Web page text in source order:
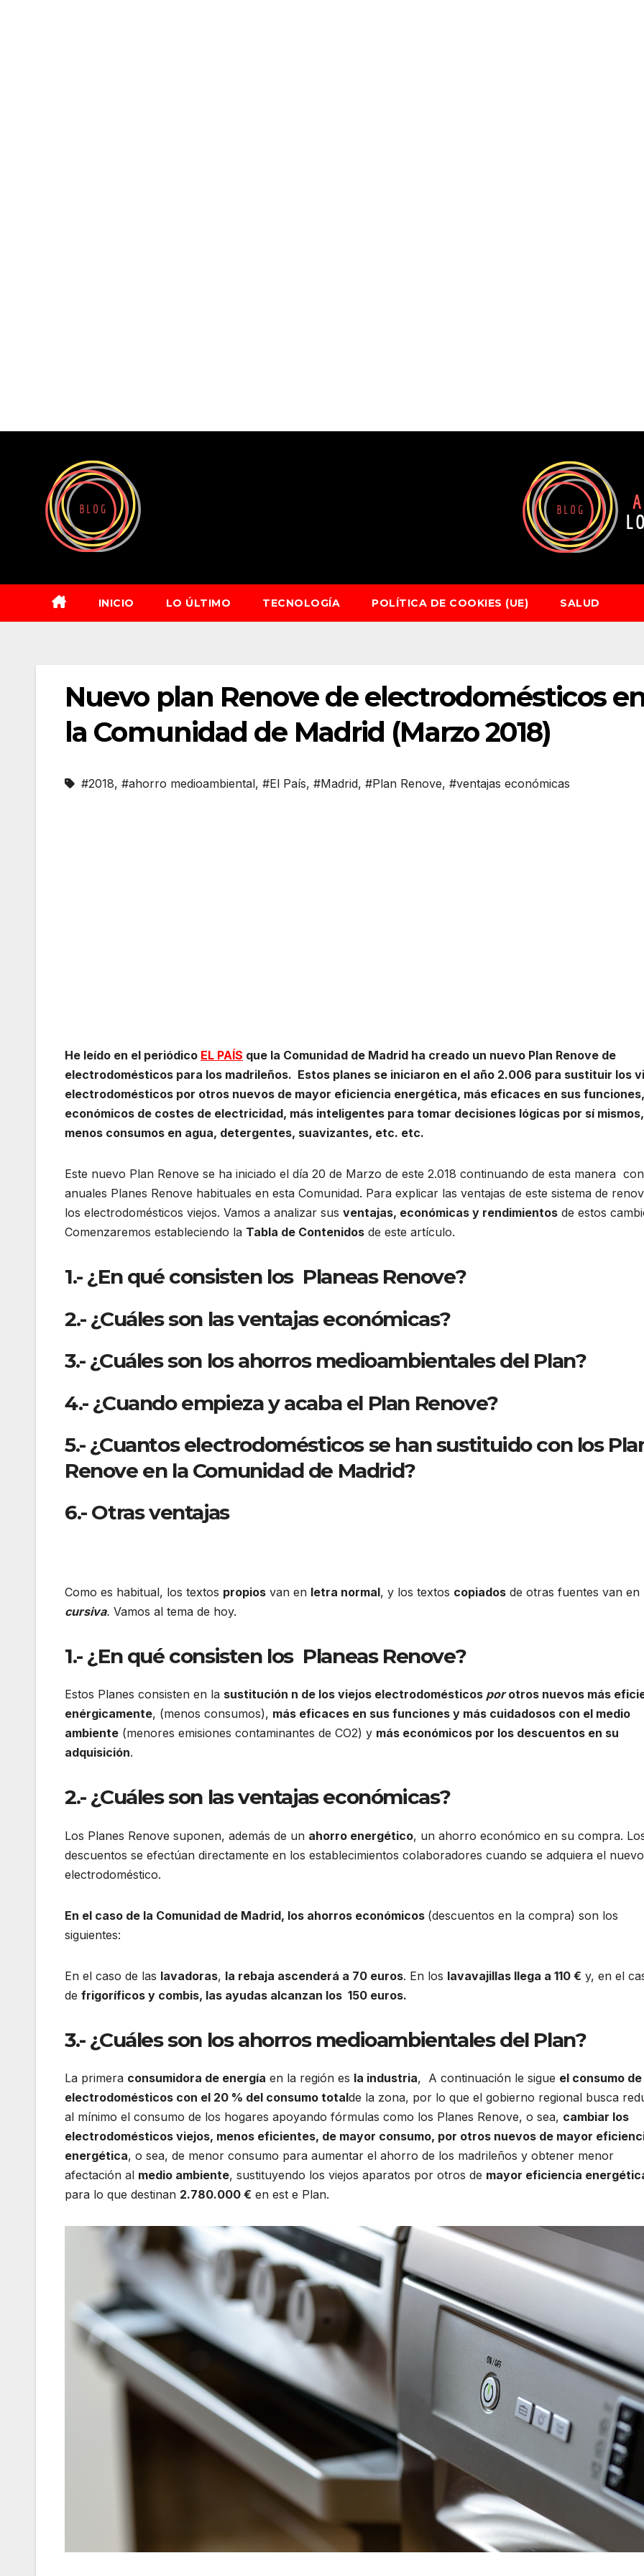
contenido
INICIO LO ÚLTIMO TECNOLOGÍA POLÍTICA DE COOKIES (UE) SALUD
Nuevo plan Renove de electrodomésticos
la Comunidad de Madrid (Marzo 2018)
#2018, #ahorro medioambiental, #El País, #Madrid, #Plan Renove, #ventajas económicas
He leído en el periódico EL PAÍS que la Comunidad de Madrid ha creado un nuevo Plan Renove de
electrodomésticos para los madrileños. Estos planes se iniciaron en el año 2.006 para sustituir los
electrodomésticos por otros nuevos de mayor eficiencia energética, más eficaces en sus
económicos de costes de electricidad, más inteligentes para tomar decisiones lógicas por sí
menos consumos en agua, detergentes, suavizantes, etc. etc.
Este nuevo Plan Renove se ha iniciado el día 20 de Marzo de este 2.018 continuando de esta manera
anuales Planes Renove habituales en esta Comunidad. Para explicar las ventajas de este sistema de
los electrodomésticos viejos. Vamos a analizar sus ventajas, económicas y rendimientos de estos
Comenzaremos estableciendo la Tabla de Contenidos de este artículo.
1.- ¿En qué consisten los Planeas Renove?
2.- ¿Cuáles son las ventajas económicas?
3.- ¿Cuáles son los ahorros medioambientales del Plan?
4.- ¿Cuando empieza y acaba el Plan Renove?
5.- ¿Cuantos electrodomésticos se han sustituido con los
Renove en la Comunidad de Madrid?
6.- Otras ventajas
Como es habitual, los textos propios van en letra normal, y los textos copiados de otras fuentes van en
cursiva. Vamos al tema de hoy.
1.- ¿En qué consisten los Planeas Renove?
Estos Planes consisten en la sustitución n de los viejos electrodomésticos porotros nuevos más
enérgicamente, (menos consumos), más eficaces en sus funciones y más cuidadosos con el medio
ambiente (menores emisiones contaminantes de CO2) y más económicos por los descuentos en su
adquisición.
2.- ¿Cuáles son las ventajas económicas?
Los Planes Renove suponen, además de un ahorro energético, un ahorro económico en su compra.
descuentos se efectúan directamente en los establecimientos colaboradores cuando se adquiera el nuevo
electrodoméstico.
En el caso de la Comunidad de Madrid, los ahorros económicos (descuentos en la compra) son los
siguientes:
En el caso de las lavadoras, la rebaja ascenderá a 70 euros. En los lavavajillas llega a 110 € y, en el
de frigoríficos y combis, las ayudas alcanzan los 150 euros.
3.- ¿Cuáles son los ahorros medioambientales del Plan?
La primera consumidora de energía en la región es la industria, A continuación le sigue el consumo
electrodomésticos con el 20 % del consumo totalde la zona, por lo que el gobierno regional busca
al mínimo el consumo de los hogares apoyando fórmulas como los Planes Renove, o sea, cambiar los
electrodomésticos viejos, menos eficientes, de mayor consumo, por otros nuevos de mayor
energética, o sea, de menor consumo para aumentar el ahorro de los madrileños y obtener menor
afectación al medio ambiente, sustituyendo los viejos aparatos por otros de mayor eficiencia
para lo que destinan 2.780.000 € en est e Plan.